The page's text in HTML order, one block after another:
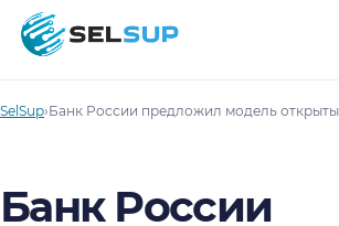
SelSup
SelSup›Банк России предложил модель
Банк России